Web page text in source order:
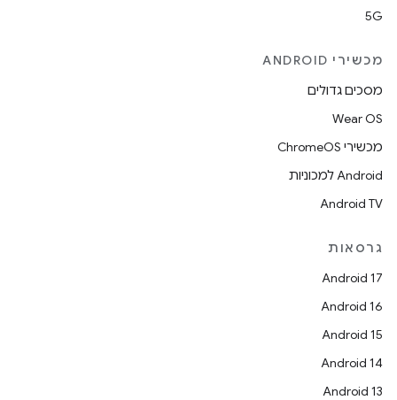
5G
מכשירי ANDROID
מסכים גדולים
Wear OS
מכשירי ChromeOS
Android למכוניות
Android TV
גרסאות
Android 17
Android 16
Android 15
Android 14
Android 13